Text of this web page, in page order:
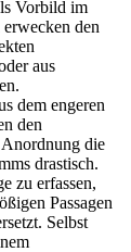
Vorbild im
den
aus
dem engeren
den
die
drastisch.
zu erfassen,
Passagen
Selbst